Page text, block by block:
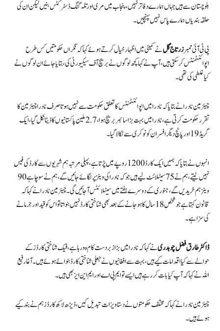
بلوچستان سے ہیں جہاں ہمارے دفاتر نہیں، پنجاب میں مری اور تلہ گنگ ڈسٹرکٹس بنیں لیکن ان کی
حلقہ بندیاں ہمارے پاس نہیں پہنچیں۔
پی ٹی آئی ممبرزرتاج گلنے کمیٹی میں اظہار خیال کرتے ہوئے کہا کہ نگراں حکومتیں کس طرح
اپوائنٹمنٹس کر سکتی ہیں، آپ نے کہا کچھ لوگوں نے بریچ آف سیکیورٹی کی، بتایا جائے ان لوگوں نے
کیا غلطی کی تھی۔
چیئرمین نادرا نے بتایا کہ نادرا میں اپوائنٹمنٹس کا تعلق حکومت سے نہیں ہوتا صرف نادرا چیئرمین کا
تقرر حکومت کرتی ہے، نادرا میں بہت بڑا سائبر بریچ ہوا، 2.7 ملین پاکستانیوں کا ڈیٹا نکل گیا، ایک
گریڈ 19 اور پانچ دیگر افسران کو نوکری سے نکالا گیا۔
انہوں نے بتایا کہ ہمیں ایک کارڈ 1200 روپے میں پڑتا ہے، پہلی مرتبہ ہم شہریوں سے کارڈ کی فیس
نہیں لیتے، ہم نے 75 سیٹلائٹ لیے ہیں جو کہ نادرا کی وینز پر لگائے جائیں گے، ہم نے سوچا ہے 90
وینز ہم خریدیں گے، جنوری کے دوسرے ہفتے میں سیٹلائٹس آجائیں گی۔ چیئرمین نادرا نے کہا کہ
قانون کہتا ہے جو شخص 18سال کا ہو جانے کے بعد بھی شناختی کارڈ نہیں بنواتا تو اس کو قید اور جرمانے
کی سزا ہے۔
ڈاکٹر طارق فضل چوہدرینے کہا کہ نادرا میں بڑا زبردست کام ہ ورہا ہے، فیک شناختی کارڈز کے
حوالے سے کیا اقدامات کیے ہیں، بہت سے افغانیوں نے جعلی شناختی کارڈ بنوائے ہوئے ہیں۔ آغا رفیع
اللہ نے کہا کہ آپ کیا بات کر رہے ہیں ایسے تو ایم پی اے اور ایم این ایز بھی ہیں۔
چیئرمین نادرا نے کہا کہ مختلف حکومتوں نے دستاویزات تبدیل کیں، ڈیڑھ لاکھ کارڈز ہم نے بند کیے
ہوئے ہیں۔